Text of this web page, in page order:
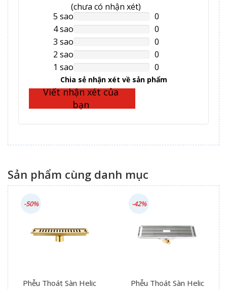
(chưa có nhận xét)
5 saoNAN%
Complete
0
4 saoNAN%
Complete
0
3 saoNAN%
Complete
0
2 saoNAN%
Complete
0
1 saoNAN%
Complete
0
Chia sẻ nhận xét về sản phẩm
Viết nhận xét của
bạn
Sản phẩm cùng danh mục
Phễu Thoát Sàn Helic
-50%
Phễu Thoát Sàn Helic
-42%